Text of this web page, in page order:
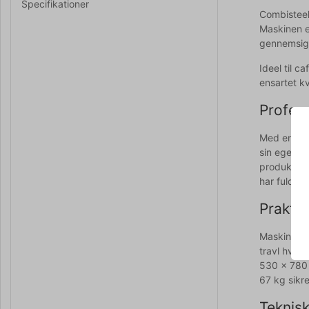
Specifikationer
Maskinen
Ideel til
ensartet
Med en
sin egen
produkter
har fuld
Maskinen
travl
530 x 780
67 kg